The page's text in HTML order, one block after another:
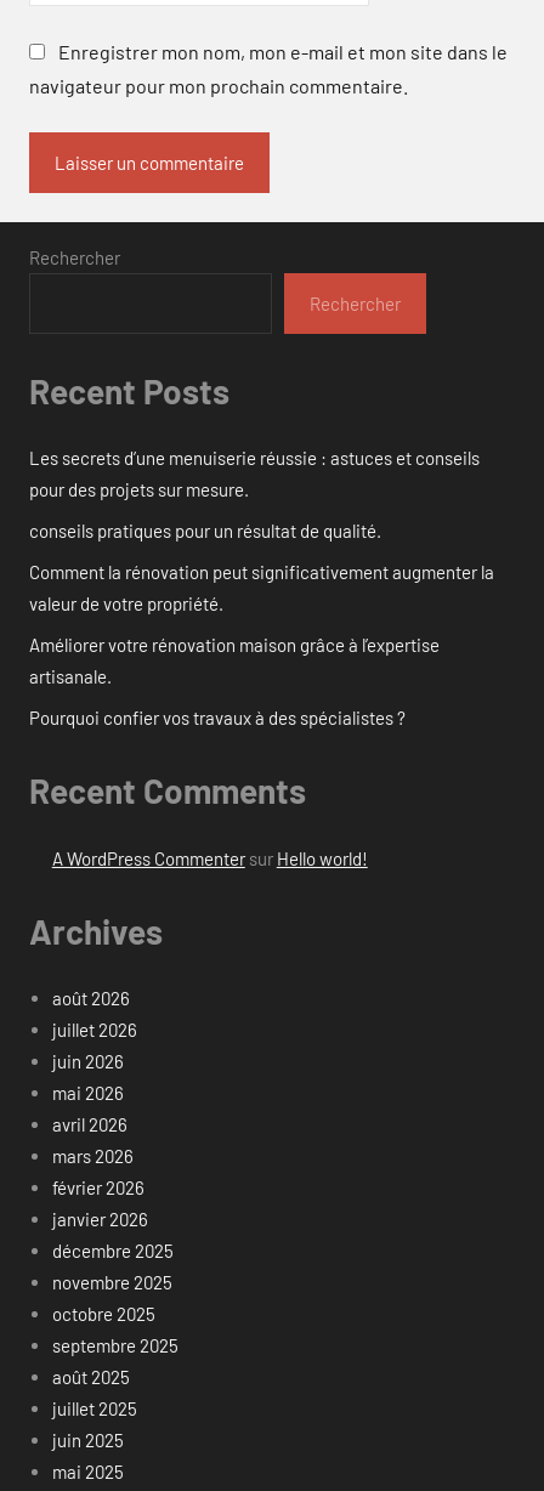
Enregistrer mon nom, mon e-mail et mon site dans le
navigateur pour mon prochain commentaire.
Rechercher
Rechercher
Recent Posts
Les secrets d’une menuiserie réussie : astuces et conseils
pour des projets sur mesure.
conseils pratiques pour un résultat de qualité.
Comment la rénovation peut significativement augmenter la
valeur de votre propriété.
Améliorer votre rénovation maison grâce à l’expertise
artisanale.
Pourquoi confier vos travaux à des spécialistes ?
Recent Comments
A WordPress Commentersur Hello world!
Archives
août 2026
juillet 2026
juin 2026
mai 2026
avril 2026
mars 2026
février 2026
janvier 2026
décembre 2025
novembre 2025
octobre 2025
septembre 2025
août 2025
juillet 2025
juin 2025
mai 2025